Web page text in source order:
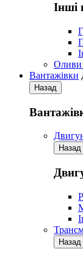
Iнші
Оливи
Вантажівки
Назад
Назад
Назад